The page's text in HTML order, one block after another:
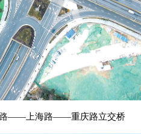
——上海路——重庆路立交桥